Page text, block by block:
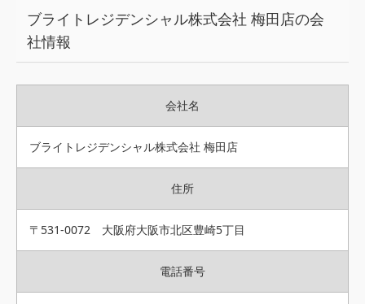
運営会社
ブライトレジデンシャル株式会社 梅田店の会
社情報
会社名
ブライトレジデンシャル株式会社 梅田店
住所
〒531-0072 大阪府大阪市北区豊崎5丁目
電話番号